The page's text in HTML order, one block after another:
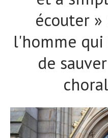
écouter
l'homme
de